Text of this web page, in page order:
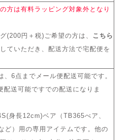
方は有料ラッピング対象外となり
(200円＋税)ご希望の方は、 こちら
ていただき、配送方法で宅配便を
、6点までメール便配送可能です。
配送可能ですでの配送になりま
身長12cm)ベア（TB365べア、
ど）用の専用アイテムです。他の